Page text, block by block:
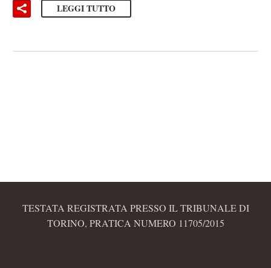
LEGGI TUTTO
TESTATA REGISTRATA PRESSO IL TRIBUNALE DI
TORINO, PRATICA NUMERO 11705/2015